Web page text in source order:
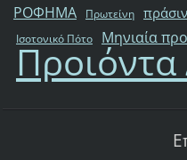
ΡΟΦΗΜΑ
Πρωτείνη
Ισοτονικό Πότο Μηνιαία